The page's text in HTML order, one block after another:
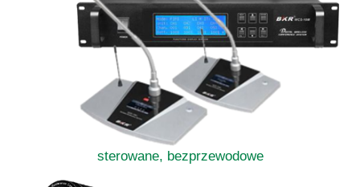
sterowane, bezprzewodowe